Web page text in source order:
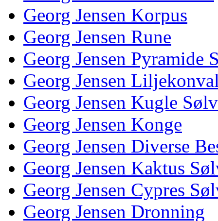
Georg Jensen Korpus
Georg Jensen Rune
Georg Jensen Pyramide
Georg Jensen
Georg Jensen Kugle Sølv
Georg Jensen Konge
Georg Jensen Diverse
Georg Jensen Kaktus
Georg Jensen Cypres
Georg Jensen Dronning